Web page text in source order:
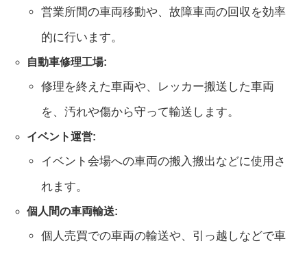
営業所間の車両移動や、故障車両の回収を効率
的に行います。
自動車修理工場:
修理を終えた車両や、レッカー搬送した車両
を、汚れや傷から守って輸送します。
イベント運営:
イベント会場への車両の搬入搬出などに使用さ
れます。
個人間の車両輸送:
個人売買での車両の輸送や、引っ越しなどで車